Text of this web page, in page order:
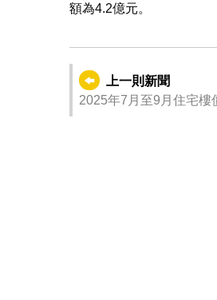
額為4.2億元。
上一則新聞
2025年7月至9月住宅樓